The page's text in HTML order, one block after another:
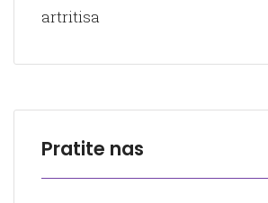
artritisa
Pratite nas